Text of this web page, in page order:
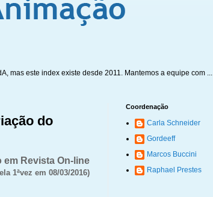
mas este index existe desde 2011. Mantemos a equipe com ...
do
em Revista On-line
1ªvez em 08/03/2016)
Coordenação
Carla Schneider
Gordeeff
Marcos Buccini
Raphael Prestes